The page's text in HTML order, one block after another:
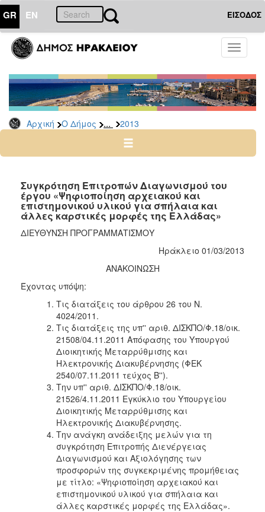
GR EN ΕΙΣΟΔΟΣ
Toggle
Αρχική Ο Δήμος ... 2013
ΔΗΜΟΣ
Διακηρύξεις
-
Δημοπρασίες
Αρχείο
2025
2023
2022
2016
2015
2013
Συγκρότηση Επιτροπών Διαγωνισμού του
έργου «Ψηφιοποίηση αρχειακού και
επιστημονικού υλικού για σπήλαια και
άλλες καρστικές μορφές της Ελλάδας»
ΔΙΕΥΘΥΝΣΗ ΠΡΟΓΡΑΜΜΑΤΙΣΜΟΥ
Ηράκλειο 01/03/2013
ΑΝΑΚΟΙΝΩΣΗ
Έχοντας υπόψη:
Τις διατάξεις του άρθρου 26 του Ν.
4024/2011.
Τις διατάξεις της υπ'' αριθ. ΔΙΣΚΠΟ/Φ.18/οικ.
21508/04.11.2011 Απόφασης του Υπουργού
Διοικητικής Μεταρρύθμισης και
Ηλεκτρονικής Διακυβέρνησης (ΦΕΚ
2540/07.11.2011 τεύχος Β'').
Την υπ'' αριθ. ΔΙΣΚΠΟ/Φ.18/οικ.
21526/4.11.2011 Εγκύκλιο του Υπουργείου
Διοικητικής Μεταρρύθμισης και
Ηλεκτρονικής Διακυβέρνησης.
Την ανάγκη ανάδειξης μελών για τη
συγκρότηση Επιτροπής Διενέργειας
Διαγωνισμού και Αξιολόγησης των
προσφορών της συγκεκριμένης προμήθειας
με τίτλο: «Ψηφιοποίηση αρχειακού και
επιστημονικού υλικού για σπήλαια και
άλλες καρστικές μορφές της Ελλάδας».